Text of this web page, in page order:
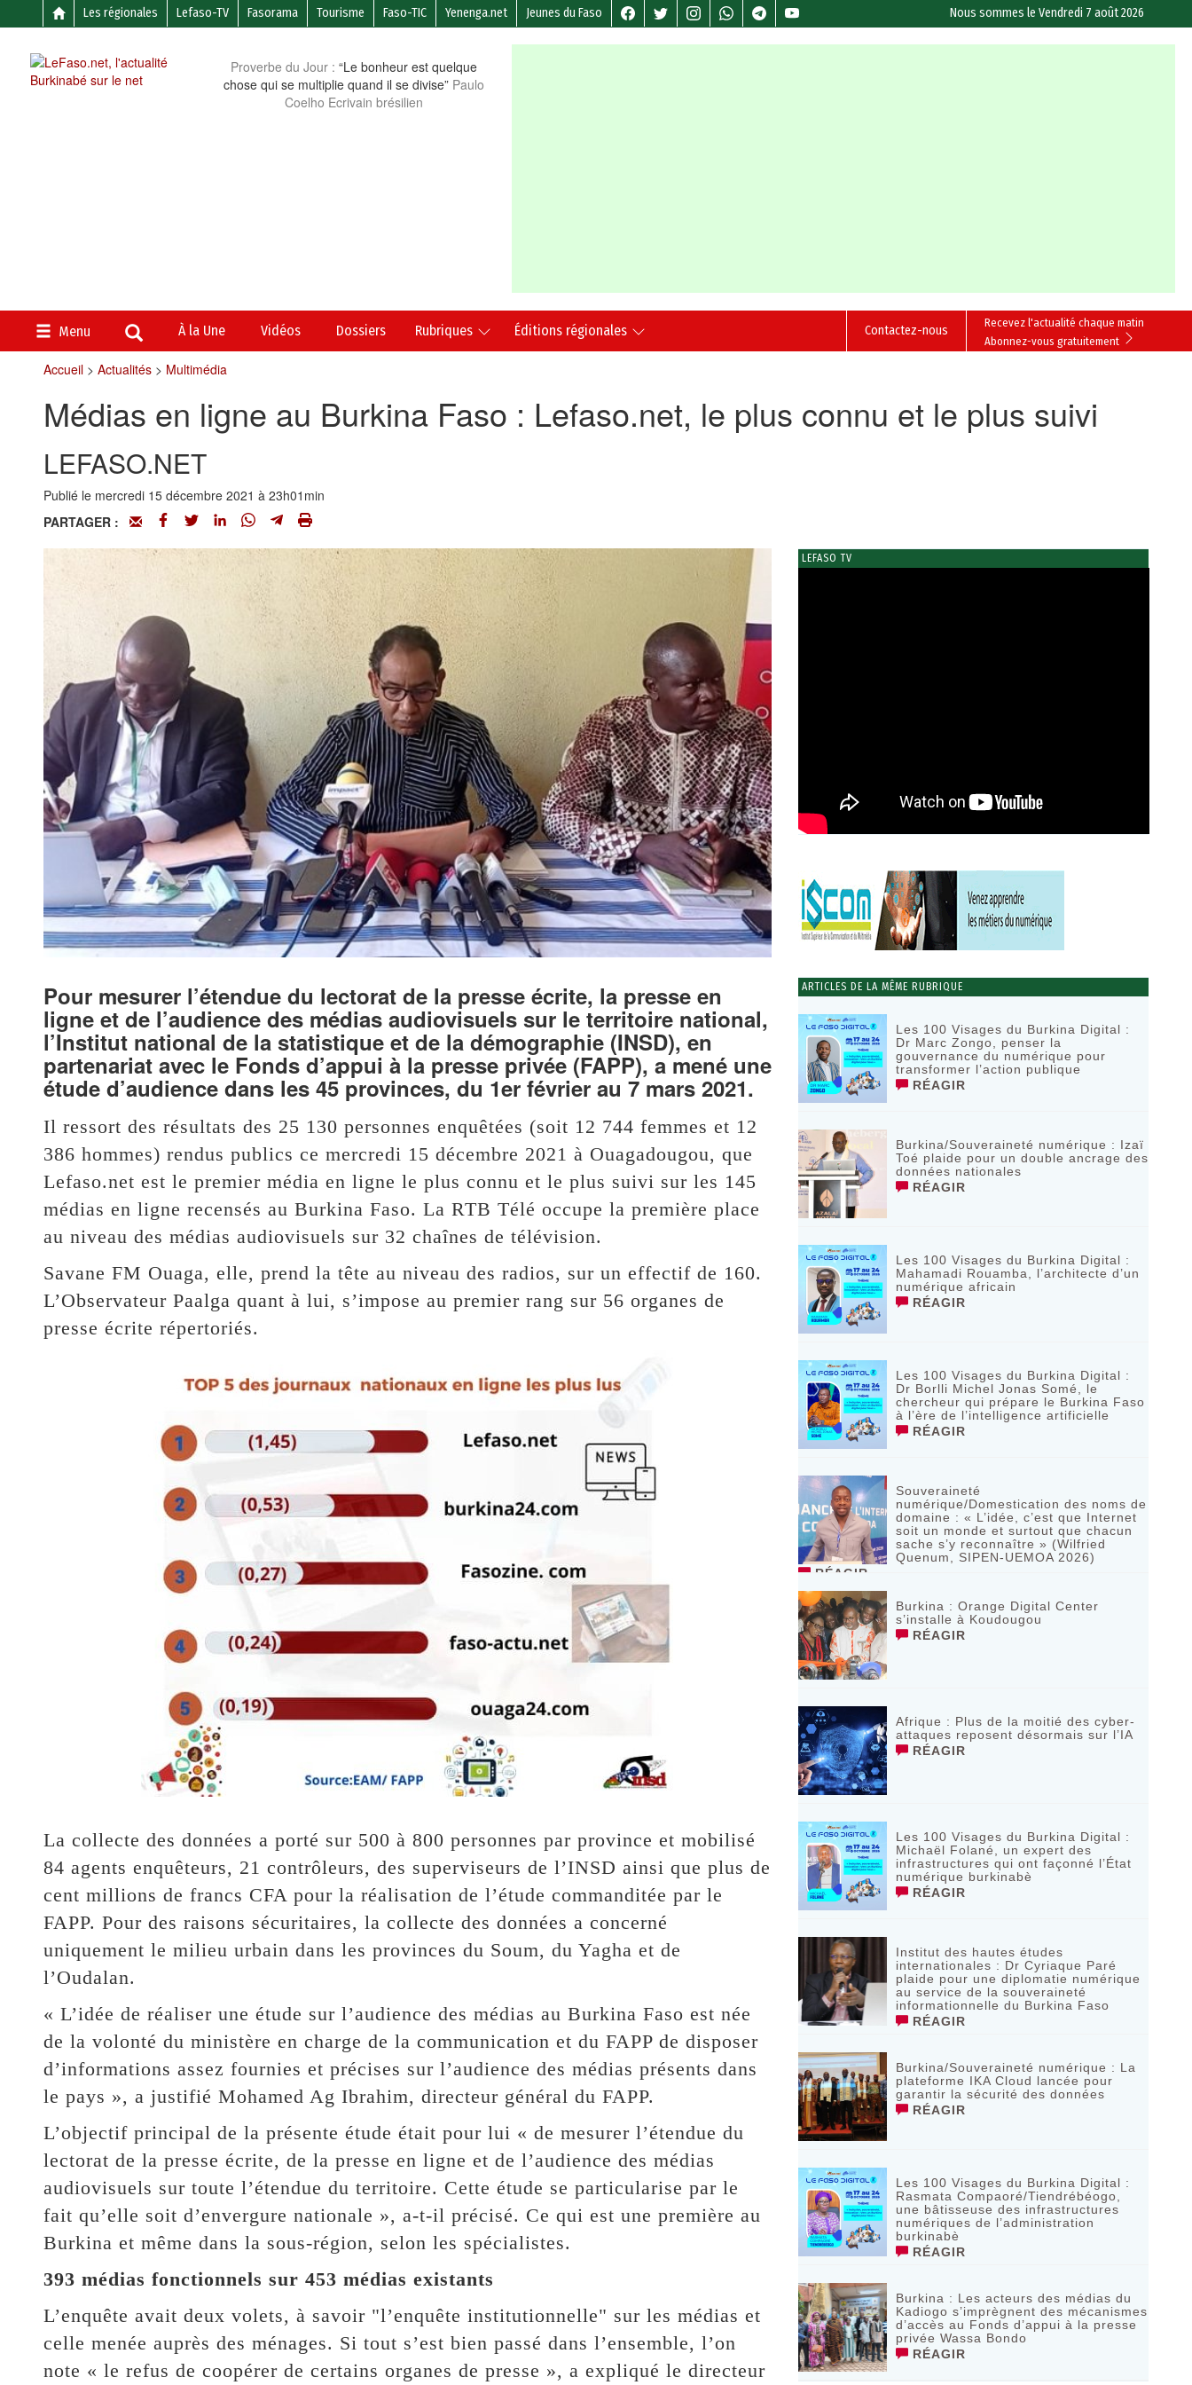
Les régionales Lefaso-TV Fasorama Tourisme Faso-TIC Yenenga.net Jeunes du Faso Nous sommes leVendredi 7 août 2026
Proverbe du Jour : “Le bonheur est quelque
chose qui se multiplie quand il se divise” Paulo
Coelho Ecrivain brésilien
Menu À la Une Vidéos Dossiers Rubriques Éditions régionales
Recevez l'actualité chaque matin
Abonnez-vous gratuitement
Contactez-nous
Accueil> Actualités> Multimédia
Médias en ligne au Burkina Faso : Lefaso.net, le plus connu et le plus suivi
LEFASO.NET
Publié le mercredi 15 décembre 2021 à 23h01min
PARTAGER :
Pour mesurer l’étendue du lectorat de la presse écrite, la presse en
ligne et de l’audience des médias audiovisuels sur le territoire national,
l’Institut national de la statistique et de la démographie (INSD), en
partenariat avec le Fonds d’appui à la presse privée (FAPP), a mené une
étude d’audience dans les 45 provinces, du 1er février au 7 mars 2021.
Il ressort des résultats des 25 130 personnes enquêtées (soit 12 744 femmes et 12
386 hommes) rendus publics ce mercredi 15 décembre 2021 à Ouagadougou, que
Lefaso.net est le premier média en ligne le plus connu et le plus suivi sur les 145
médias en ligne recensés au Burkina Faso. La RTB Télé occupe la première place
au niveau des médias audiovisuels sur 32 chaînes de télévision.
Savane FM Ouaga, elle, prend la tête au niveau des radios, sur un effectif de 160.
L’Observateur Paalga quant à lui, s’impose au premier rang sur 56 organes de
presse écrite répertoriés.
La collecte des données a porté sur 500 à 800 personnes par province et mobilisé
84 agents enquêteurs, 21 contrôleurs, des superviseurs de l’INSD ainsi que plus de
cent millions de francs CFA pour la réalisation de l’étude commanditée par le
FAPP. Pour des raisons sécuritaires, la collecte des données a concerné
uniquement le milieu urbain dans les provinces du Soum, du Yagha et de
l’Oudalan.
« L’idée de réaliser une étude sur l’audience des médias au Burkina Faso est née
de la volonté du ministère en charge de la communication et du FAPP de disposer
d’informations assez fournies et précises sur l’audience des médias présents dans
le pays », a justifié Mohamed Ag Ibrahim, directeur général du FAPP.
L’objectif principal de la présente étude était pour lui « de mesurer l’étendue du
lectorat de la presse écrite, de la presse en ligne et de l’audience des médias
audiovisuels sur toute l’étendue du territoire. Cette étude se particularise par le
fait qu’elle soit d’envergure nationale », a-t-il précisé. Ce qui est une première au
Burkina et même dans la sous-région, selon les spécialistes.
393 médias fonctionnels sur 453 médias existants
L’enquête avait deux volets, à savoir "l’enquête institutionnelle" sur les médias et
celle menée auprès des ménages. Si tout s’est bien passé dans l’ensemble, l’on
note « le refus de coopérer de certains organes de presse », a expliqué le directeur
LEFASO TV
ARTICLES DE LA MÊME RUBRIQUE
Les 100 Visages du Burkina Digital :
Dr Marc Zongo, penser la
gouvernance du numérique pour
transformer l’action publique
RÉAGIR
Burkina/Souveraineté numérique : Izaï
Toé plaide pour un double ancrage des
données nationales
RÉAGIR
Les 100 Visages du Burkina Digital :
Mahamadi Rouamba, l’architecte d’un
numérique africain
RÉAGIR
Les 100 Visages du Burkina Digital :
Dr Borlli Michel Jonas Somé, le
chercheur qui prépare le Burkina Faso
à l’ère de l’intelligence artificielle
RÉAGIR
Souveraineté
numérique/Domestication des noms de
domaine : « L’idée, c’est que Internet
soit un monde et surtout que chacun
sache s’y reconnaître » (Wilfried
Quenum, SIPEN-UEMOA 2026)
RÉAGIR
Burkina : Orange Digital Center
s’installe à Koudougou
RÉAGIR
Afrique : Plus de la moitié des cyber-
attaques reposent désormais sur l’IA
RÉAGIR
Les 100 Visages du Burkina Digital :
Michaël Folané, un expert des
infrastructures qui ont façonné l’État
numérique burkinabè
RÉAGIR
Institut des hautes études
internationales : Dr Cyriaque Paré
plaide pour une diplomatie numérique
au service de la souveraineté
informationnelle du Burkina Faso
RÉAGIR
Burkina/Souveraineté numérique : La
plateforme IKA Cloud lancée pour
garantir la sécurité des données
RÉAGIR
Les 100 Visages du Burkina Digital :
Rasmata Compaoré/Tiendrébéogo,
une bâtisseuse des infrastructures
numériques de l’administration
burkinabè
RÉAGIR
Burkina : Les acteurs des médias du
Kadiogo s’imprègnent des mécanismes
d’accès au Fonds d’appui à la presse
privée Wassa Bondo
RÉAGIR